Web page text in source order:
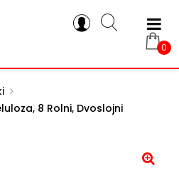
0
8 Rolni, Dvoslojni